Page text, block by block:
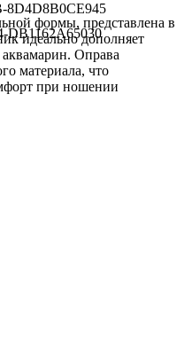
формы, представлена в
идеально дополняет
Оправа
материала, что
при ношении